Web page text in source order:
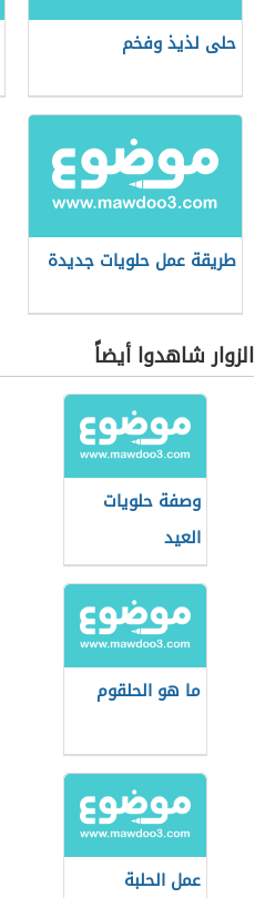
حلى لذيذ وفخم
طريقة عمل حلويات جديدة
الزوار شاهدوا أيضاً
وصفة حلويات
العيد
ما هو الحلقوم
عمل الحلبة